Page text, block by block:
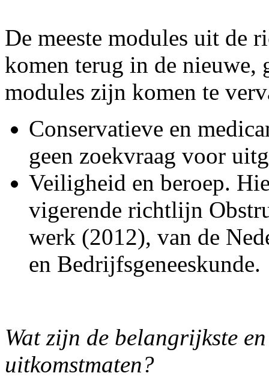
De meeste modules uit de
komen terug in de nieuwe,
modules zijn komen te
Conservatieve en
geen zoekvraag voor
Veiligheid en beroep.
vigerende richtlijn
werk (2012), van de
en Bedrijfsgeneeskunde.
Wat zijn de belangrijkste
uitkomstmaten?